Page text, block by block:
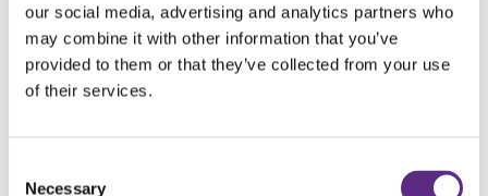
our social media, advertising and analytics partners who
may combine it with other information that you’ve
provided to them or that they’ve collected from your use
of their services.
Selection
Necessary